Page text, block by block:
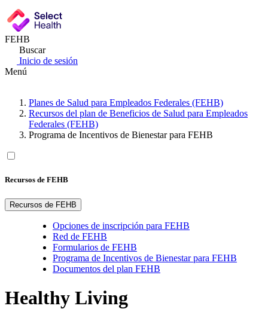
FEHB
Buscar
Inicio de sesión
Menú
Planes de Salud para Empleados Federales (FEHB)
Recursos del plan de Beneficios de Salud para Empleados
Federales (FEHB)
Programa de Incentivos de Bienestar para FEHB
Recursos de FEHB
Recursos de FEHB
Opciones de inscripción para FEHB
Red de FEHB
Formularios de FEHB
Programa de Incentivos de Bienestar para FEHB
Documentos del plan FEHB
Healthy Living